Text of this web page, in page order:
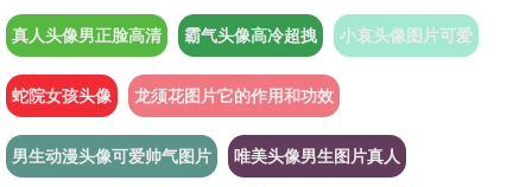
真人头像男正脸高清 霸气头像高冷超拽 小哀头像图片可爱
蛇院女孩头像 龙须花图片它的作用和功效
男生动漫头像可爱帅气图片 唯美头像男生图片真人